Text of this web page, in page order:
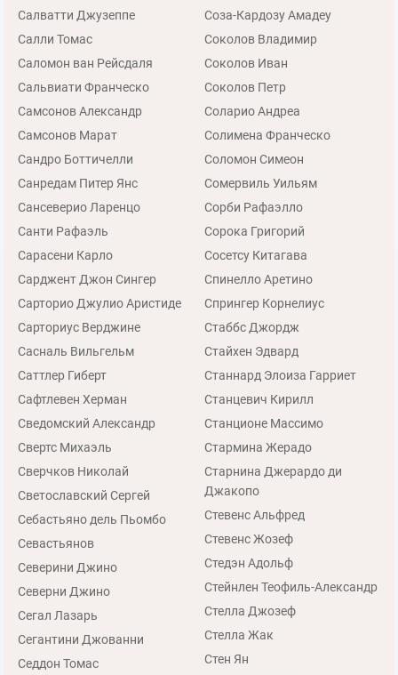
Салватти Джузеппе
Салли Томас
Саломон ван Рейсдаля
Сальвиати Франческо
Самсонов Александр
Самсонов Марат
Сандро Боттичелли
Санредам Питер Янс
Сансеверио Ларенцо
Санти Рафаэль
Сарасени Карло
Сарджент Джон Сингер
Сарторио Джулио Аристиде
Сарториус Верджине
Сасналь Вильгельм
Саттлер Гиберт
Сафтлевен Херман
Сведомский Александр
Свертс Михаэль
Сверчков Николай
Светославский Сергей
Себастьяно дель Пьомбо
Севастьянов
Северини Джино
Северни Джино
Сегал Лазарь
Сегантини Джованни
Седдон Томас
Соза-Кардозу Амадеу
Соколов Владимир
Соколов Иван
Соколов Петр
Соларио Андреа
Солимена Франческо
Соломон Симеон
Сомервиль Уильям
Сорби Рафаэлло
Сорока Григорий
Сосетсу Китагава
Спинелло Аретино
Спрингер Корнелиус
Стаббс Джордж
Стайхен Эдвард
Станнард Элоиза Гарриет
Станцевич Кирилл
Станционе Массимо
Стармина Жерадо
Старнина Джерардо ди
Джакопо
Стевенс Альфред
Стевенс Жозеф
Стедэн Адольф
Стейнлен Теофиль-Александр
Стелла Джозеф
Стелла Жак
Стен Ян